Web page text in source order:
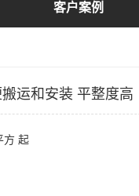
客户案例
运和安装 平整度高
方 起